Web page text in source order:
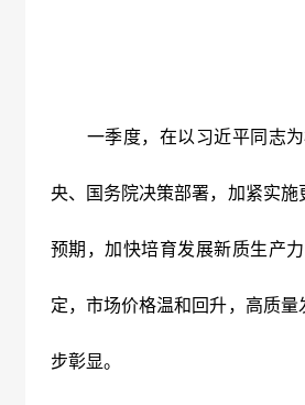
一季度，在以习近平同志为
央、国务院决策部署，加紧实
预期，加快培育发展新质生产
定，市场价格温和回升，高质
步彰显。